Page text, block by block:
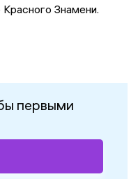
Знамени.
первыми